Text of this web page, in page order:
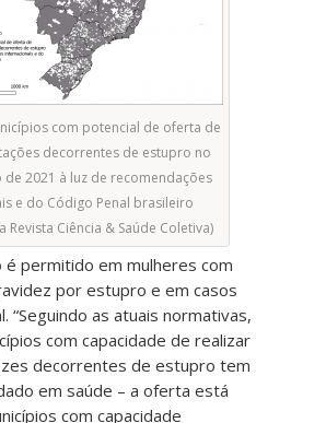
com potencial de oferta de
decorrentes de estupro no
de 2021 à luz de recomendações
e do Código Penal brasileiro
Revista Ciência & Saúde Coletiva)
é permitido em mulheres com
por estupro e em casos
“Seguindo as atuais normativas,
com capacidade de realizar
decorrentes de estupro tem
em saúde – a oferta está
com capacidade